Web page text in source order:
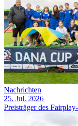
Nachrichten
25. Jul. 2026
Preisträger des